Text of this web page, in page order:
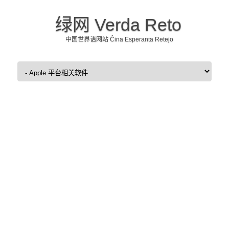
绿网 Verda Reto
中国世界语网站 Ĉina Esperanta Retejo
Skip to content